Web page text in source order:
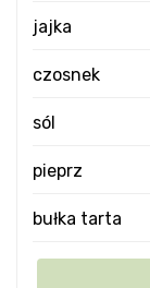
jajka
czosnek
sól
pieprz
bułka tarta